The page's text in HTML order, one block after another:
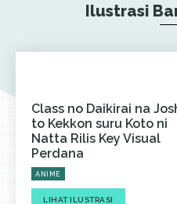
Ilustrasi
Class no Daikirai na
to Kekkon suru Koto ni
Natta Rilis Key Visual
Perdana
ANIME
LIHAT ILUSTRASI